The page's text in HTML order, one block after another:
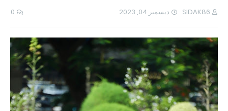
SIDAK86 ديسمبر 04, 2023 0